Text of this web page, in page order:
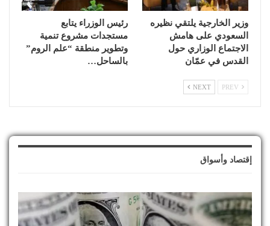
وزير الخارجية يلتقي نظيره
السعودي على هامش
الاجتماع الوزاري حول
القدس في عمّان
رئيس الوزراء يتابع
مستجدات مشروع تنمية
وتطوير منطقة “علم الروم”
بالساحل…
NEXT
إقتصاد وأسواق